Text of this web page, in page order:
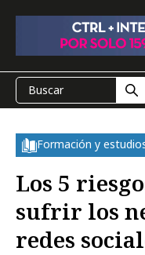
Formación y
Los 5
sufrir los
redes